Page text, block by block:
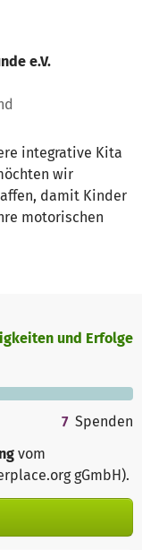
e.V.
integrative Kita
wir
damit Kinder
motorischen
und Erfolge
7 Spenden
vom
gGmbH).